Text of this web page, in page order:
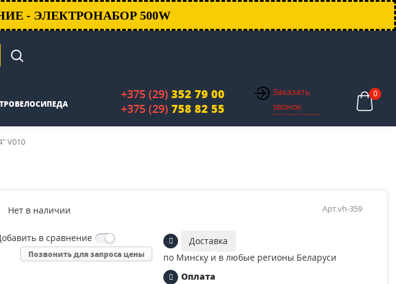
- ЭЛЕКТРОНАБОР 500W
+375 (29) 352 79 00
+375 (29) 758 82 55
Заказать
звонок
0
V010
Нет в наличии Арт.vh-359
в сравнение
Позвонить для запроса цены
Доставка
по Минску и в любые регионы Беларуси
Оплата